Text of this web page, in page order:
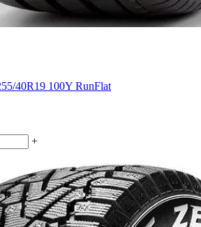
40R19 100Y RunFlat
+